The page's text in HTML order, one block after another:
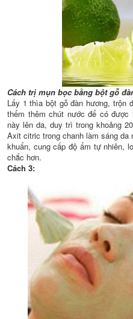
Cách trị mụn bọc bằng bột gỗ
Lấy 1 thìa bột gỗ đàn hương, trộn
thểm thêm chút nước để có
này lên da, duy trì trong khoảng
Axit citric trong chanh làm sáng da
khuẩn, cung cấp độ ẩm tự nhiên,
chắc hơn.
Cách 3: